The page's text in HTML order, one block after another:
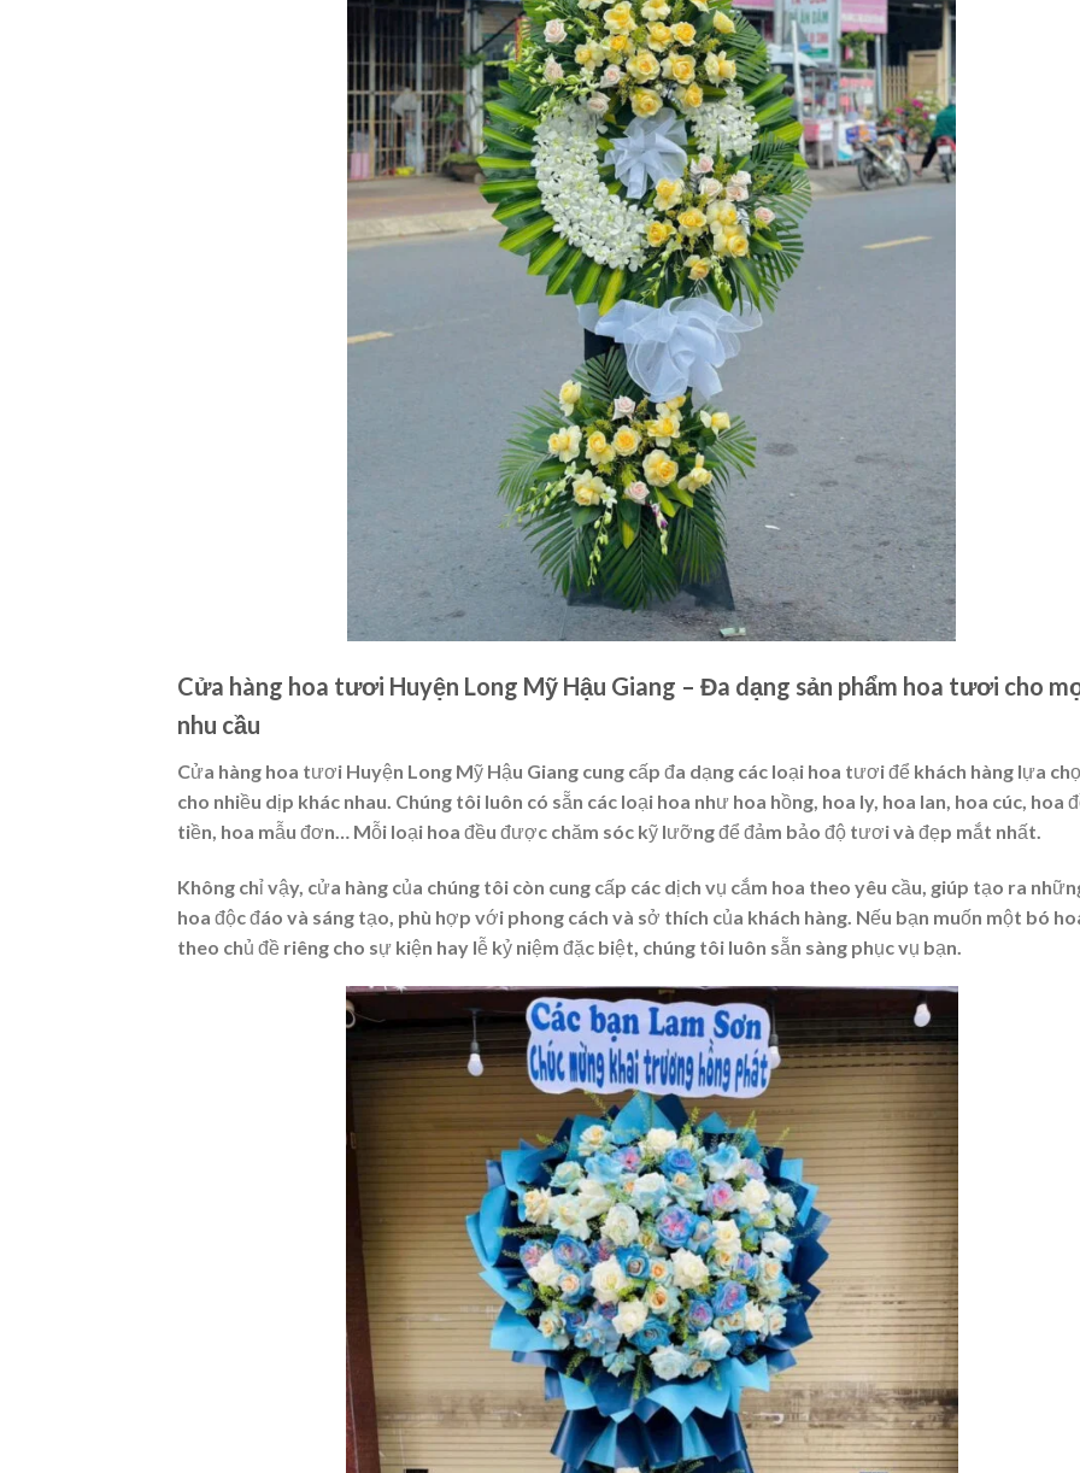
Cửa hàng hoa tươi Huyện Long Mỹ Hậu Giang – Đa dạng sản phẩm hoa tươi cho
nhu cầu
Cửa hàng hoa tươi Huyện Long Mỹ Hậu Giang cung cấp đa dạng các loại hoa tươi để khách hàng lựa
cho nhiều dịp khác nhau. Chúng tôi luôn có sẵn các loại hoa như hoa hồng, hoa ly, hoa lan, hoa cúc, hoa
tiền, hoa mẫu đơn… Mỗi loại hoa đều được chăm sóc kỹ lưỡng để đảm bảo độ tươi và đẹp mắt nhất.
Không chỉ vậy, cửa hàng của chúng tôi còn cung cấp các dịch vụ cắm hoa theo yêu cầu, giúp tạo ra
hoa độc đáo và sáng tạo, phù hợp với phong cách và sở thích của khách hàng. Nếu bạn muốn một bó
theo chủ đề riêng cho sự kiện hay lễ kỷ niệm đặc biệt, chúng tôi luôn sẵn sàng phục vụ bạn.